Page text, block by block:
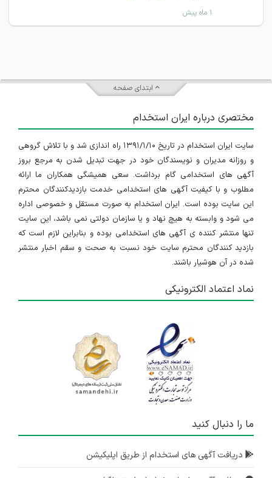
۱ ماه پیش
ابتدای صفحه
مختصری درباره ایران استخدام
سایت ایران استخدام در تاریخ ۱۳۹۱/۱/۱۰ راه اندازی شد و با تلاش گروهی
و روزانه مدیران و نویسندگان خود در جهت تبدیل شدن به مرجع بروز
آگهی های استخدامی گام برداشت. سعی همیشگی همکاران ما ارائه
مطلوب و با کیفیت آگهی های استخدامی خدمت بازدیدکنندگان محترم
این سایت بوده است. ایران استخدام به صورت مستقل و خصوصی اداره
می شود و وابسته به هیچ نهاد و یا سازمان دولتی نمی باشد، این سایت
تنها منتشر کننده ی آگهی های استخدامی بوده و بنابراین لازم است که
بازدید کنندگان محترم سایت خود نسبت به صحت و سقم اخبار منتشر
شده در آن هوشیار باشند.
نماد اعتماد الکترونیکی
ما را دنبال کنید
دریافت آگهی های استخدام از طریق اپلیکیشن